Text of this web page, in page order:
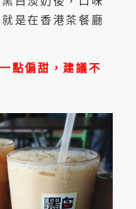
是在香港茶餐廳
點偏甜，建議不